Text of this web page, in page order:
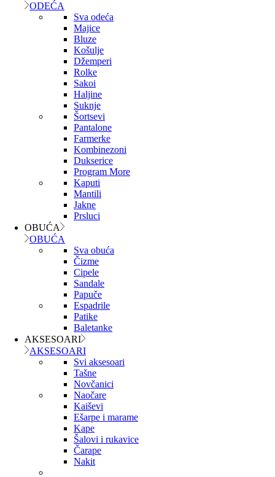
ODEĆA
Sva odeća
Majice
Bluze
Košulje
Džemperi
Rolke
Sakoi
Haljine
Suknje
Šortsevi
Pantalone
Farmerke
Kombinezoni
Dukserice
Program More
Kaputi
Mantili
Jakne
Prsluci
OBUĆA
OBUĆA
Sva obuća
Čizme
Cipele
Sandale
Papuče
Espadrile
Patike
Baletanke
AKSESOARI
AKSESOARI
Svi aksesoari
Tašne
Novčanici
Naočare
Kaiševi
Ešarpe i marame
Kape
Šalovi i rukavice
Čarape
Nakit